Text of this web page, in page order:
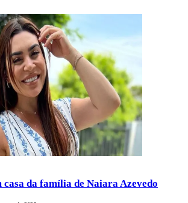
casa da família de Naiara Azevedo